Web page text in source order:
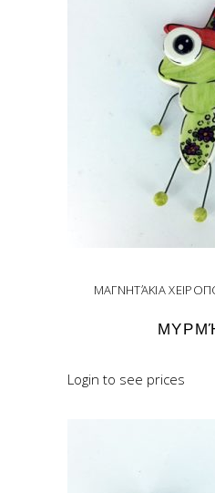
ΜΑΓΝΗΤΆΚΙΑ
READ
Login to see prices